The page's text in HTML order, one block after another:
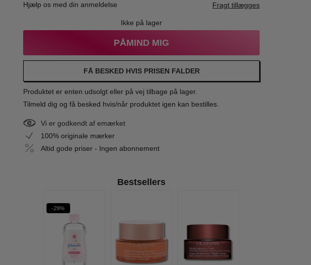
Hjælp os med din anmeldelse Fragt tillægges
Ikke på lager
PÅMIND MIG
FÅ BESKED HVIS PRISEN FALDER
Produktet er enten udsolgt eller på vej tilbage på lager.
Tilmeld dig og få besked hvis/når produktet igen kan bestilles.
Vi er godkendt af emærket
100% originale mærker
Altid gode priser - Ingen abonnement
Bestsellers
-29%